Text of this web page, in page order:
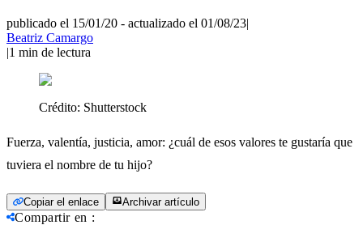
publicado el 15/01/20 - actualizado el 01/08/23|
Beatriz Camargo
|1 min de lectura
Crédito: Shutterstock
Fuerza, valentía, justicia, amor: ¿cuál de esos valores te gustaría que
tuviera el nombre de tu hijo?
Copiar el enlace Archivar artículo
Compartir en :